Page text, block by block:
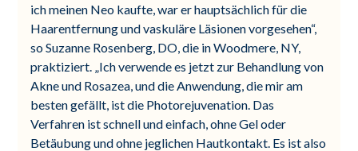
ich meinen Neo kaufte, war er hauptsächlich für die
Haarentfernung und vaskuläre Läsionen vorgesehen“,
so Suzanne Rosenberg, DO, die in Woodmere, NY,
praktiziert. „Ich verwende es jetzt zur Behandlung von
Akne und Rosazea, und die Anwendung, die mir am
besten gefällt, ist die Photorejuvenation. Das
Verfahren ist schnell und einfach, ohne Gel oder
Betäubung und ohne jeglichen Hautkontakt. Es ist also